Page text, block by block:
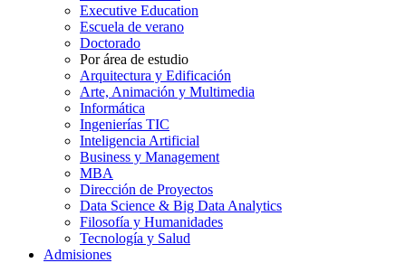
Executive Education
Escuela de verano
Doctorado
Por área de estudio
Arquitectura y Edificación
Arte, Animación y Multimedia
Informática
Ingenierías TIC
Inteligencia Artificial
Business y Management
MBA
Dirección de Proyectos
Data Science & Big Data Analytics
Filosofía y Humanidades
Tecnología y Salud
Admisiones